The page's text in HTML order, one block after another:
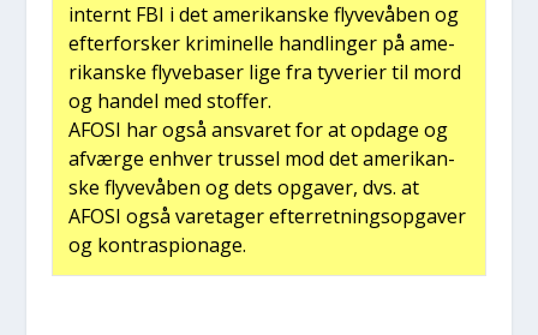
inter­nt FBI i det ame­ri­kan­ske fly­ve­vå­ben og
efter­for­sker kri­mi­nel­le hand­lin­ger på ame­
ri­kan­ske fly­ve­ba­ser lige fra tyve­ri­er til mord
og han­del med stof­fer.
AFOSI har også ansva­ret for at opda­ge og
afvær­ge enhver trus­sel mod det ame­ri­kan­
ske fly­ve­vå­ben og dets opga­ver, dvs. at
AFOSI også vare­ta­ger efter­ret­nings­op­ga­ver
og kon­tr­a­spio­na­ge.